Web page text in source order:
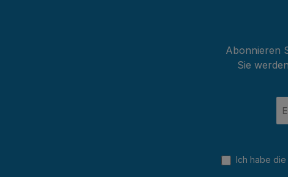
Abonnieren
Sie
Ich habe die